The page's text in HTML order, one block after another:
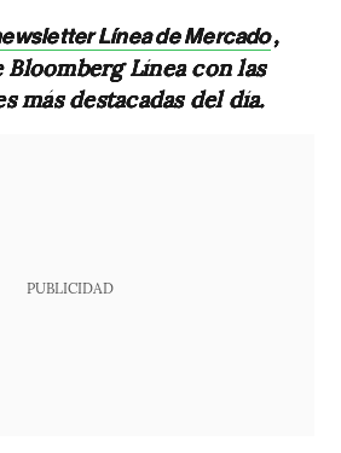
Línea de Mercado,
Línea con las
más destacadas del día.
PUBLICIDAD